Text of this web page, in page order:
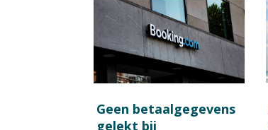
Geen betaalgegevens
gelekt bij